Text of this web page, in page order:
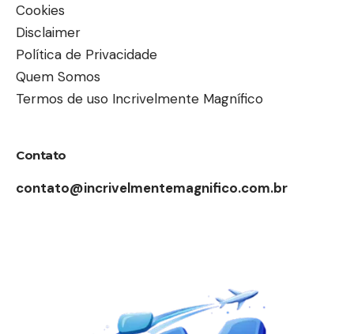
Cookies
Disclaimer
Política de Privacidade
Quem Somos
Termos de uso Incrivelmente Magnífico
Contato
contato@incrivelmentemagnifico.com.br